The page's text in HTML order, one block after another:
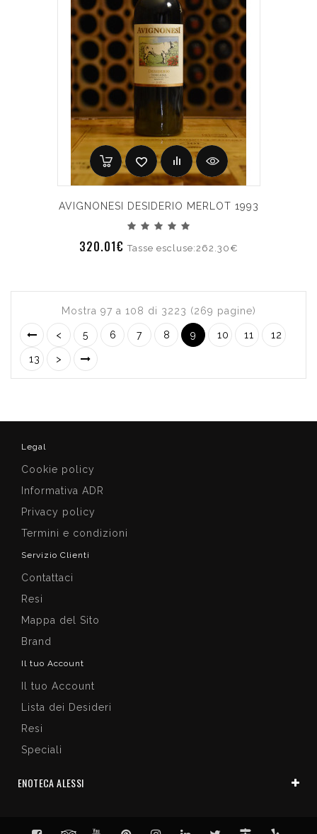
AVIGNONESI DESIDERIO MERLOT 1993
320.01€Tasse escluse:262.30€
Mostra 97 a 108 di 3223 (269 pagine)
< 5 6 7 8 9 10 11 12
13 >
Legal
Cookie policy
Informativa ADR
Privacy policy
Termini e condizioni
Servizio Clienti
Contattaci
Resi
Mappa del Sito
Brand
Il tuo Account
Il tuo Account
Lista dei Desideri
Resi
Speciali
ENOTECA ALESSI